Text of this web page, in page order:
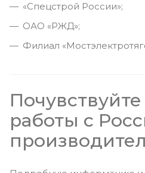
«Спецстрой России»;
ОАО «РЖД»;
Филиал
работы с